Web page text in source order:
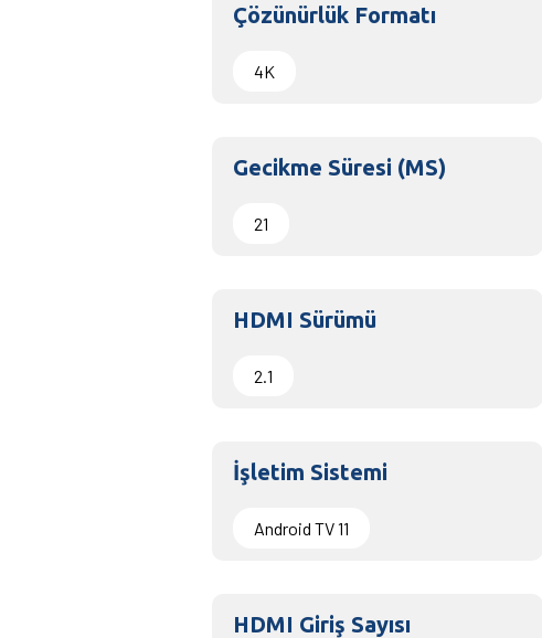
Çözünürlük Formatı
4K
Gecikme Süresi (MS)
21
HDMI Sürümü
2.1
İşletim Sistemi
Android TV 11
HDMI Giriş Sayısı